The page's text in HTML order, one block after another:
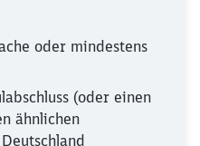
oder mindestens
(oder einen
ähnlichen